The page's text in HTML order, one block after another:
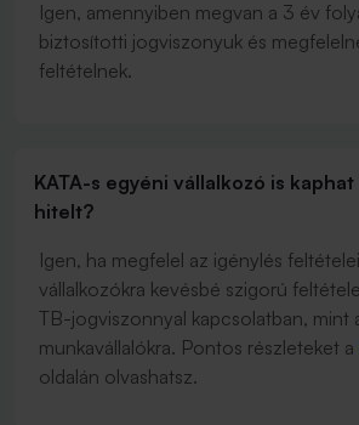
Igen, amennyiben megvan a 3 év
biztosítotti jogviszonyuk és
feltételnek.
KATA-s egyéni vállalkozó is
hitelt?
Igen, ha megfelel az igénylés
vállalkozókra kevésbé szigorú
TB-jogviszonnyal kapcsolatban, mint
munkavállalókra. Pontos részleteket a
oldalán olvashatsz.